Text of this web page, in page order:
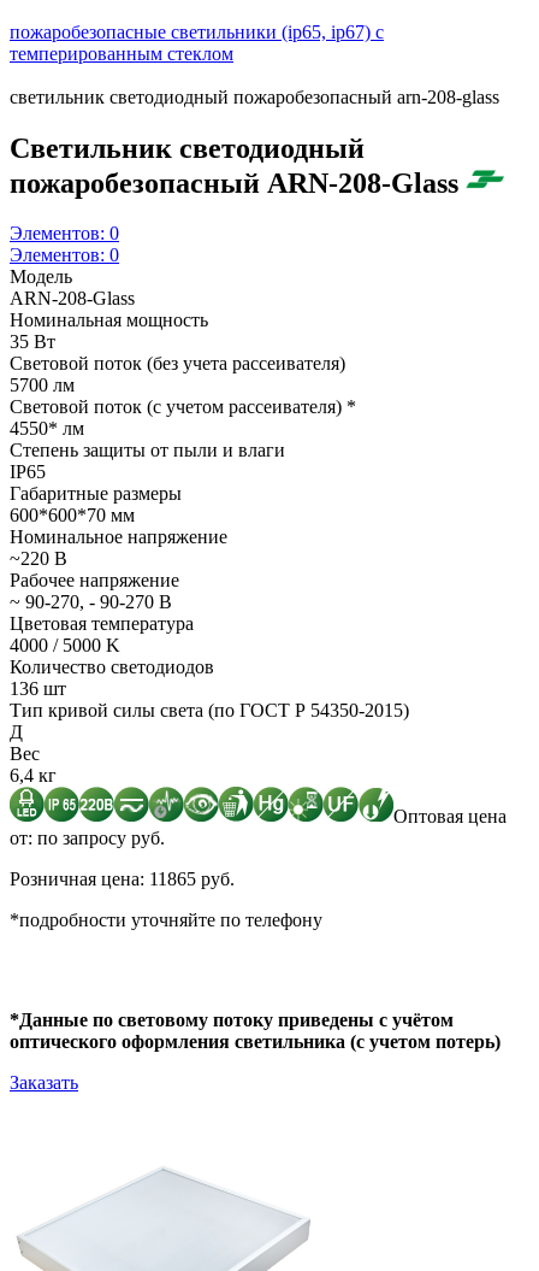
пожаробезопасные светильники (ip65, ip67) с
темперированным стеклом
светильник светодиодный пожаробезопасный arn-208-glass
Светильник светодиодный
пожаробезопасный ARN-208-Glass
Элементов: 0
Элементов: 0
Модель
ARN-208-Glass
Номинальная мощность
35 Вт
Световой поток (без учета рассеивателя)
5700 лм
Световой поток (с учетом рассеивателя) *
4550* лм
Степень защиты от пыли и влаги
IP65
Габаритные размеры
600*600*70 мм
Номинальное напряжение
~220 В
Рабочее напряжение
~ 90-270, - 90-270 В
Цветовая температура
4000 / 5000 K
Количество светодиодов
136 шт
Тип кривой силы света (по ГОСТ Р 54350-2015)
Д
Вес
6,4 кг
Оптовая цена
от: по запросу руб.
Розничная цена: 11865 руб.
*подробности уточняйте по телефону
*Данные по световому потоку приведены с учётом
оптического оформления светильника (с учетом потерь)
Заказать